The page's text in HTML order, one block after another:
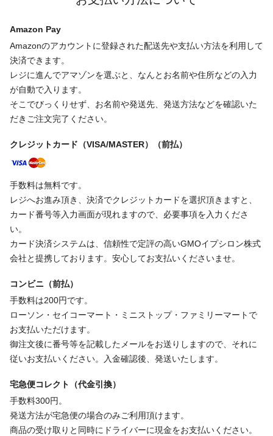
Amazon Pay
Amazonのアカウントに登録された配送先や支払い方法を利用して
決済できます。
レジに進んでアマゾンを選ぶと、なんとお名前や住所などの入力
が自動で入ります。
そこでびっくりせず、お名前や発送先、発送方法などを確認いた
だきご注文完了ください。
クレジットカード（VISA/MASTER）（前払）
手数料は無料です。
レジへお進み頂き、決済でクレジットカードを選択頂きますと、
カード番号等入力画面が現れますので、必要事項を入力くださ
い。
カード決済システムは、信頼性で定評の高いGMOイプシロン株式
会社と提携しております。安心してお支払いくださいませ。
コンビニ（前払）
手数料は200円です。
ローソン・セイコーマート・ミニストップ・ファミリーマートで
お支払いただけます。
御注文後に番号等を記載したメールをお送りしますので、それに
従いお支払いください。入金確認後、発送いたします。
宅急便コレクト（代金引換）
手数料300円。
発送方法が宅急便の場合のみご利用頂けます。
商品の受け取りと同時にドライバーに現金をお支払いください。